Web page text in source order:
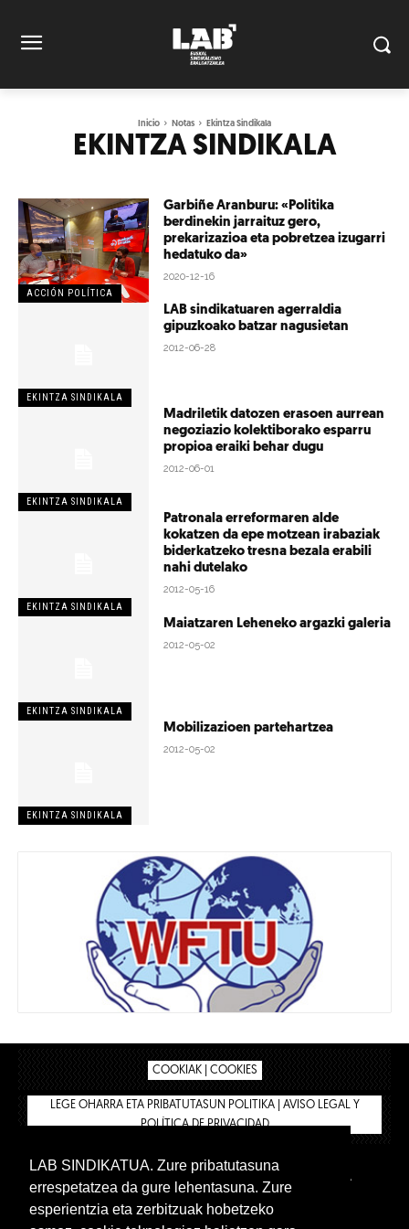
Inicio Notas Ekintza Sindikala
EKINTZA SINDIKALA
ACCIÓN POLÍTICA
Garbiñe Aranburu: «Politika
berdinekin jarraituz gero,
prekarizazioa eta pobretzea izugarri
hedatuko da»
2020-12-16
EKINTZA SINDIKALA
LAB sindikatuaren agerraldia
gipuzkoako batzar nagusietan
2012-06-28
EKINTZA SINDIKALA
Madriletik datozen erasoen aurrean
negoziazio kolektiborako esparru
propioa eraiki behar dugu
2012-06-01
EKINTZA SINDIKALA
Patronala erreformaren alde
kokatzen da epe motzean irabaziak
biderkatzeko tresna bezala erabili
nahi dutelako
2012-05-16
EKINTZA SINDIKALA
Maiatzaren Leheneko argazki galeria
2012-05-02
EKINTZA SINDIKALA
Mobilizazioen partehartzea
2012-05-02
COOKIAK | COOKIES
LEGE OHARRA ETA PRIBATUTASUN POLITIKA | AVISO LEGAL Y
POLÍTICA DE PRIVACIDAD
BIZILAN.EUS
TIENDA
INTRANET 🔑
Euskera Castellano
LAB SINDIKATUA. Zure pribatutasuna
errespetatzea da gure lehentasuna. Zure
esperientzia eta zerbitzuak hobetzeko